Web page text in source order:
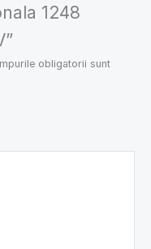
1248
obligatorii sunt